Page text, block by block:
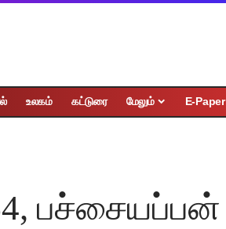
உலகம் கட்டுரை மேலும் E-Paper
பச்சையப்பன்